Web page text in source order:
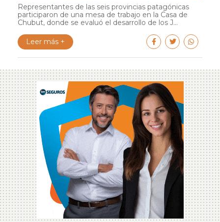
Representantes de las seis provincias patagónicas
participaron de una mesa de trabajo en la Casa de
Chubut, donde se evaluó el desarrollo de los J...
Leer más +